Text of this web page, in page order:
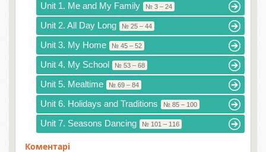
Unit 1. Me and My Family № 3 – 24
Unit 2. All Day Long № 25 – 44
Unit 3. My Home № 45 – 52
Unit 4. My School № 53 – 68
Unit 5. Mealtime № 69 – 84
Unit 6. Holidays and Traditions № 85 – 100
Unit 7. Seasons Dancing № 101 – 116